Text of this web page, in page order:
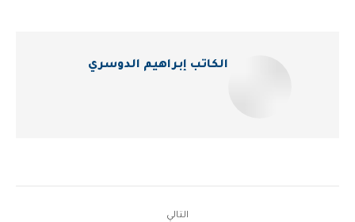
الكاتب إبراهيم الدوسري
التالي